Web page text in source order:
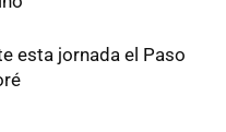
esta jornada el Paso